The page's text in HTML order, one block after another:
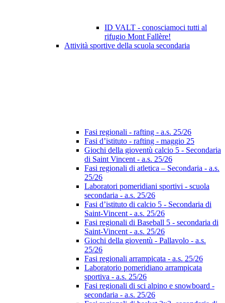
ID VALT - conosciamoci tutti al
rifugio Mont Fallère!
Attività sportive della scuola secondaria
Fasi regionali - rafting - a.s. 25/26
Fasi d’istituto - rafting - maggio 25
Giochi della gioventù calcio 5 - Secondaria
di Saint Vincent - a.s. 25/26
Fasi regionali di atletica – Secondaria - a.s.
25/26
Laboratori pomeridiani sportivi - scuola
secondaria - a.s. 25/26
Fasi d’istituto di calcio 5 - Secondaria di
Saint-Vincent - a.s. 25/26
Fasi regionali di Baseball 5 - secondaria di
Saint-Vincent - a.s. 25/26
Giochi della gioventù - Pallavolo - a.s.
25/26
Fasi regionali arrampicata - a.s. 25/26
Laboratorio pomeridiano arrampicata
sportiva - a.s. 25/26
Fasi regionali di sci alpino e snowboard -
secondaria - a.s. 25/26